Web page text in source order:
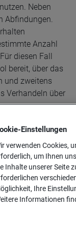
Neben
Abfindungen.
Anzahl
diesen Fall
bereit, über das
und zweitens
Verhandeln über
arbeitslos zu
du
beim
­Einstellungen
verwenden Cookies,
um Ihnen
Inhalte unserer Seite
Ihre
Informationen